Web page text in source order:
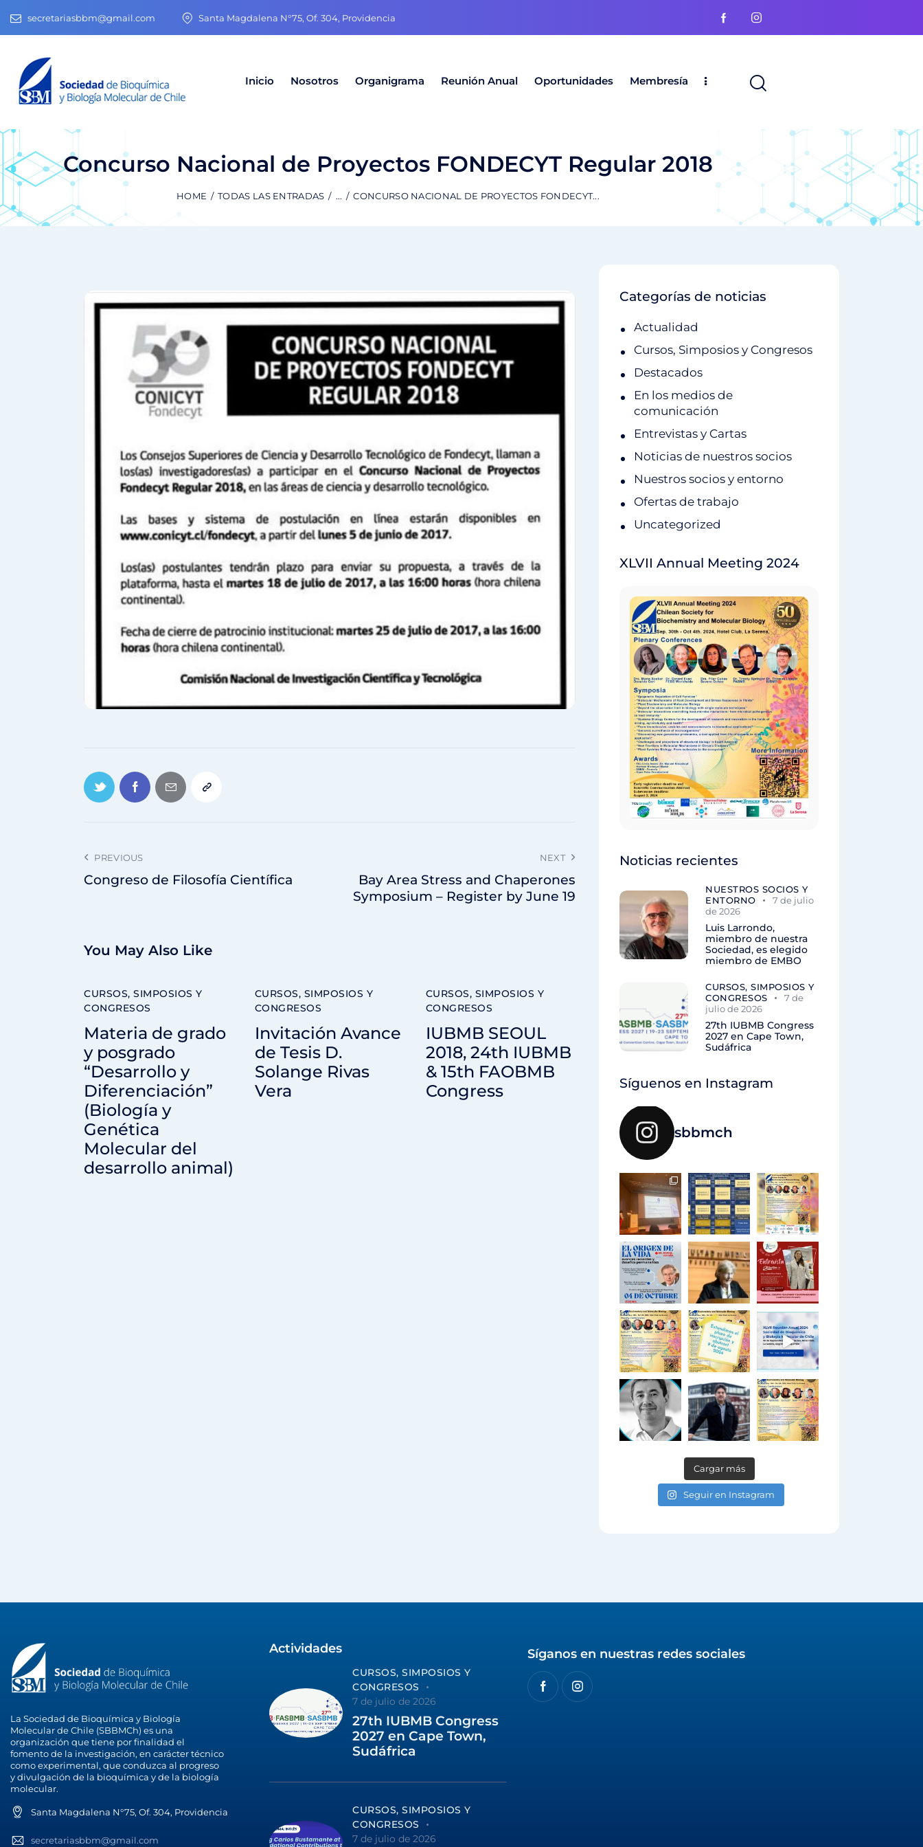
secretariasbbm@gmail.com Santa Magdalena N°75, Of. 304, Providencia
Inicio Nosotros Organigrama Reunión Anual Oportunidades Membresía
Concurso Nacional de Proyectos FONDECYT Regular 2018
HOME TODAS LAS ENTRADAS ... CONCURSO NACIONAL DE PROYECTOS FONDECYT...
PREVIOUS
Congreso de Filosofía Científica
NEXT
Bay Area Stress and Chaperones
Symposium – Register by June 19
You May Also Like
CURSOS, SIMPOSIOS Y
CONGRESOS
Materia de grado
y posgrado
“Desarrollo y
Diferenciación”
(Biología y
Genética
Molecular del
desarrollo animal)
CURSOS, SIMPOSIOS Y
CONGRESOS
Invitación Avance
de Tesis D.
Solange Rivas
Vera
CURSOS, SIMPOSIOS Y
CONGRESOS
IUBMB SEOUL
2018, 24th IUBMB
& 15th FAOBMB
Congress
Categorías de noticias
Actualidad
Cursos, Simposios y Congresos
Destacados
En los medios de
comunicación
Entrevistas y Cartas
Noticias de nuestros socios
Nuestros socios y entorno
Ofertas de trabajo
Uncategorized
XLVII Annual Meeting 2024
Noticias recientes
NUESTROS SOCIOS Y
ENTORNO
7 de julio
de 2026
Luis Larrondo,
miembro de nuestra
Sociedad, es elegido
miembro de EMBO
CURSOS, SIMPOSIOS Y
CONGRESOS
7 de
julio de 2026
27th IUBMB Congress
2027 en Cape Town,
Sudáfrica
Síguenos en Instagram
sbbmch
Cargar más
Seguir en Instagram
La Sociedad de Bioquímica y Biología
Molecular de Chile (SBBMCh) es una
organización que tiene por finalidad el
fomento de la investigación, en carácter técnico
como experimental, que conduzca al progreso
y divulgación de la bioquímica y de la biología
molecular.
Santa Magdalena N°75, Of. 304, Providencia
secretariasbbm@gmail.com
Actividades
CURSOS, SIMPOSIOS Y
CONGRESOS
7 de julio de 2026
27th IUBMB Congress
2027 en Cape Town,
Sudáfrica
CURSOS, SIMPOSIOS Y
CONGRESOS
7 de julio de 2026
Síganos en nuestras redes sociales